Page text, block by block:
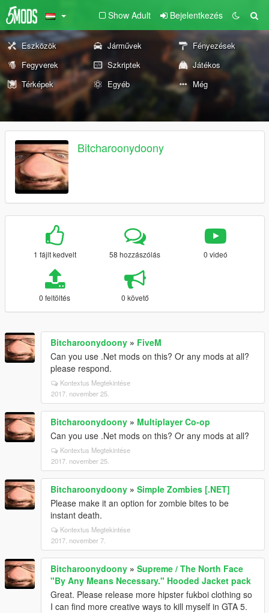
Show Adult Bejelentkezés
Eszközök Járművek
Fényezések
Fegyverek
Szkriptek
Játékos
Térképek
Egyéb Még
Bitcharoonydoony
1 fájlt kedvelt 58 hozzászólás 0 videó
0 feltöltés 0 követő
Bitcharoonydoony » FiveM
Can you use .Net mods on this? Or any mods at all?
please respond.
Kontextus Megtekintése
2017. november 25.
Bitcharoonydoony » Multiplayer Co-op
Can you use .Net mods on this? Or any mods at all?
Kontextus Megtekintése
2017. november 25.
Bitcharoonydoony » Simple Zombies [.NET]
Please make it an option for zombie bites to be
instant death.
Kontextus Megtekintése
2017. november 7.
Bitcharoonydoony » Supreme / The North Face
"By Any Means Necessary." Hooded Jacket pack
Great. Please release more hipster fukboi clothing so
I can find more creative ways to kill myself in GTA 5.